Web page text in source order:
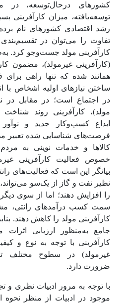
کشورهای درحال‌توسعه، در
توسعه‌یافته، میزان کارآفرینی
رشد اقتصادی کشورهای نام
تفاوت را می‌توان در تقسیم‌بندی
کارآفرینی مولد جست‌وجو کرد.
(کارآفرینی غیرمولد)، مضمون
همانند شده که تنها راهی برای
ساختن نیازهای اولیه اشخاص با
در اجتماع است؛ در مقابل در
مولد)، کارآفرینی روند
ابداع کسب‌وکار جدید و نوآور
فرصت‌های شناسایی شده تعبیر
کالاها و خدمات نوینی به
خصوص فعالیت کارآفرینی
بیانگر این است که فعالیت‌های
نظیر نفت و گاز از یک‌سو
را افزایش دهند؛ اما از سوی دیگر
سمت کسب درآمدهای رانتی،
کارآفرینی مولد را کاهش دهند.
جامع به‌منظور ارزیابی اثرات
کارآفرینی با توجه به نوع و
غیرمولد) در سطوح مختلف
ضرورت دارد.
با توجه به مرور ادبیات نظری
موجود در ادبیات از منظر نحوه